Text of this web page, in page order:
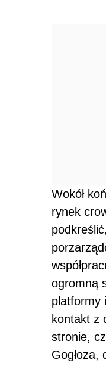
Wokół
rynek
ogromną
platformy
kontakt z
stronie,
Gogłoza,